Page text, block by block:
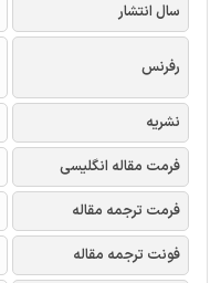
سال انتشار
رفرنس
نشریه
فرمت مقاله انگلیسی
فرمت ترجمه مقاله
فونت ترجمه مقاله